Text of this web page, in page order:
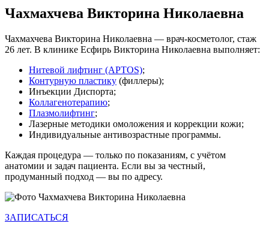
Чахмахчева Викторина Николаевна
Чахмахчева Викторина Николаевна — врач-косметолог, стаж
26 лет. В клинике Есфирь Викторина Николаевна выполняет:
Нитевой лифтинг (APTOS);
Контурную пластику (филлеры);
Инъекции Диспорта;
Коллагенотерапию;
Плазмолифтинг;
Лазерные методики омоложения и коррекции кожи;
Индивидуальные антивозрастные программы.
Каждая процедура — только по показаниям, с учётом
анатомии и задач пациента. Если вы за честный,
продуманный подход — вы по адресу.
ЗАПИСАТЬСЯ